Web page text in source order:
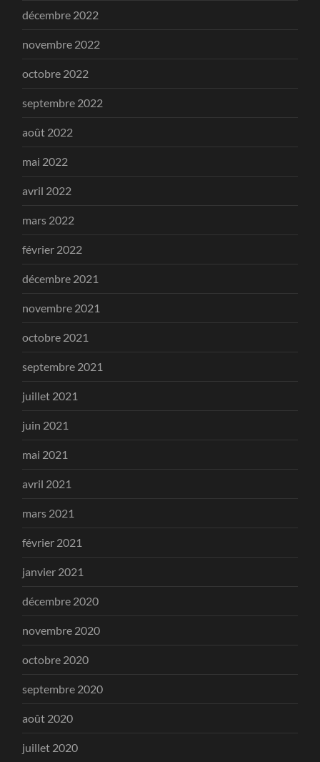
décembre 2022
novembre 2022
octobre 2022
septembre 2022
août 2022
mai 2022
avril 2022
mars 2022
février 2022
décembre 2021
novembre 2021
octobre 2021
septembre 2021
juillet 2021
juin 2021
mai 2021
avril 2021
mars 2021
février 2021
janvier 2021
décembre 2020
novembre 2020
octobre 2020
septembre 2020
août 2020
juillet 2020